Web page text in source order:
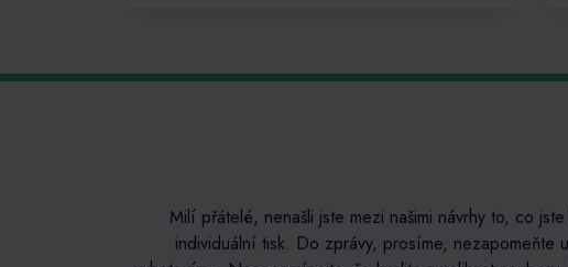
Milí přátelé, nenašli jste mezi našimi návrhy to, co
individuální tisk. Do zprávy, prosíme, nezapomeňte